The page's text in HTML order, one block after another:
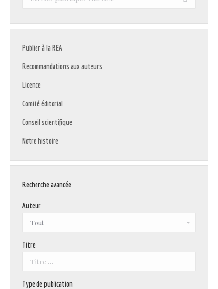
Publier à la REA
Recommandations aux auteurs
Licence
Comité éditorial
Conseil scientifique
Notre histoire
Recherche avancée
Auteur
Titre
Type de publication